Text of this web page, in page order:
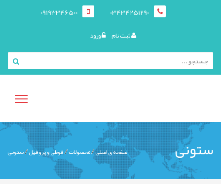
03434251290
09193346500
ثبت نام ورود
منوی
کاربری
ستونی صفحه ی اصلی محصولات قوطی و پروفيل ستونی